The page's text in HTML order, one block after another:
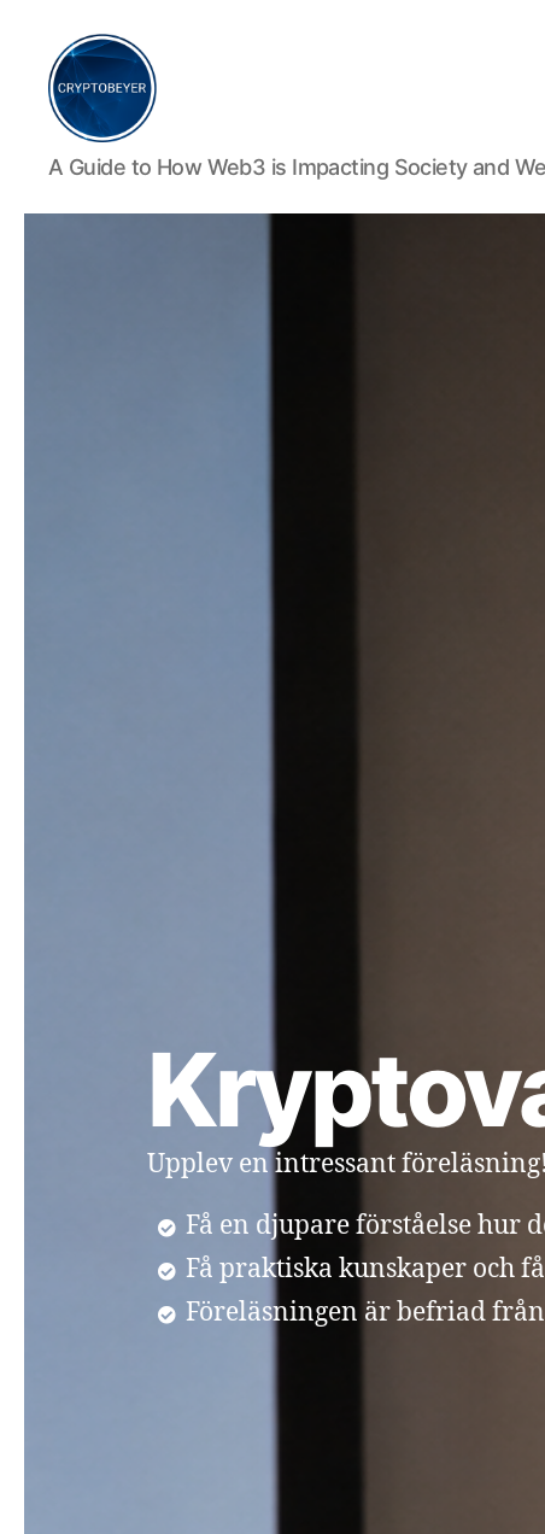
Cryptobeyer
A Guide to How Web3 is Impacting Society and
Upplev en intressant föreläsning!
Få en djupare förståelse hur
Få praktiska kunskaper och
Föreläsningen är befriad